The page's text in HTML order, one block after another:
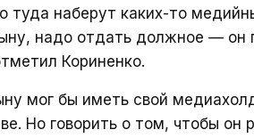
наберут каких-то
надо отдать должное — он
Кориненко.
мог бы иметь свой
Но говорить о том, чтобы он